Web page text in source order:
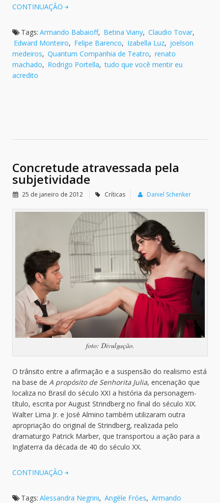
CONTINUAÇÃO
Tags: Armando Babaioff, Betina Viany, Claudio Tovar,
Edward Monteiro, Felipe Barenco, Izabella Luz, joelson
medeiros, Quantum Companhia de Teatro, renato
machado, Rodrigo Portella, tudo que você mentir eu
acredito
Concretude atravessada pela
subjetividade
25 de janeiro de 2012 Críticas Daniel Schenker
foto: Divulgação.
O trânsito entre a afirmação e a suspensão do realismo está
na base de A propósito de Senhorita Julia, encenação que
localiza no Brasil do século XXI a história da personagem-
título, escrita por August Strindberg no final do século XIX.
Walter Lima Jr. e José Almino também utilizaram outra
apropriação do original de Strindberg, realizada pelo
dramaturgo Patrick Marber, que transportou a ação para a
Inglaterra da década de 40 do século XX.
CONTINUAÇÃO
Tags: Alessandra Negrini, Angèle Fróes, Armando